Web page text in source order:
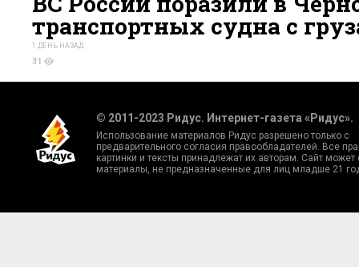
транспортных судна с
1 ДЕНЬ НАЗАД
31
© 2011-2023 Ридус. Интернет-газета «Ридус».
Использование материалов Ридус разрешено только с
предварительного согласия правообладателей. Все
картинки и тексты принадлежат их авторам. Сайт может
материалы, не предназначенные для лиц младше 21